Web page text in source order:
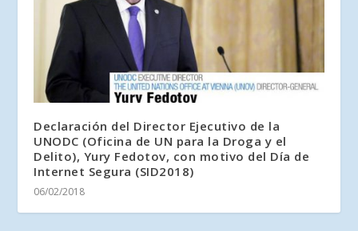
Declaración del Director Ejecutivo de la
UNODC (Oficina de UN para la Droga y el
Delito), Yury Fedotov, con motivo del Día de
Internet Segura (SID2018)
06/02/2018